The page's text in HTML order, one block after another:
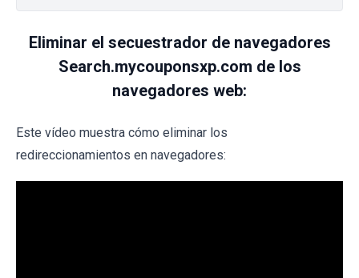
Eliminar el secuestrador de navegadores
Search.mycouponsxp.com de los
navegadores web:
Este vídeo muestra cómo eliminar los
redireccionamientos en navegadores: